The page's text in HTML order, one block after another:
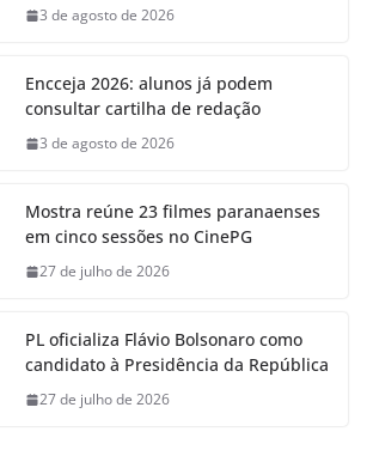
3 de agosto de 2026
Encceja 2026: alunos já podem
consultar cartilha de redação
3 de agosto de 2026
Mostra reúne 23 filmes paranaenses
em cinco sessões no CinePG
27 de julho de 2026
PL oficializa Flávio Bolsonaro como
candidato à Presidência da República
27 de julho de 2026